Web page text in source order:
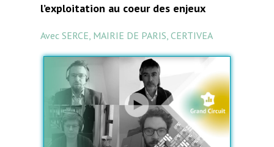
l’exploitation au coeur des enjeux
Avec SERCE, MAIRIE DE PARIS, CERTIVEA